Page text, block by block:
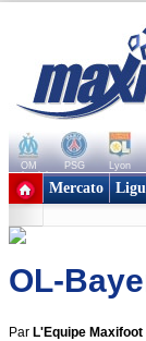
OM PSG Lyon
+ de clubs
Mercato
OL-
Par L'Equipe Maxifoot